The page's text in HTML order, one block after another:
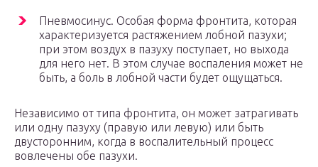
Пневмосинус. Особая форма фронтита, которая
характеризуется растяжением лобной пазухи;
при этом воздух в пазуху поступает, но выхода
для него нет. В этом случае воспаления может не
быть, а боль в лобной части будет ощущаться.
Независимо от типа фронтита, он может затрагивать
или одну пазуху (правую или левую) или быть
двусторонним, когда в воспалительный процесс
вовлечены обе пазухи.